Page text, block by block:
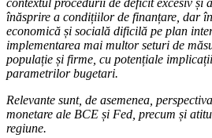
înăsprire a condițiilor de finanțare, dar
economică și socială dificilă pe plan
implementarea mai multor seturi de
populație și firme, cu potențiale
parametrilor bugetari.
Relevante sunt, de asemenea,
monetare ale BCE și Fed, precum și
regiune.